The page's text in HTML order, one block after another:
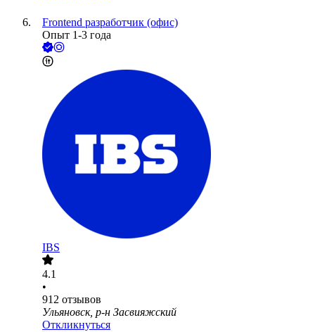
Frontend разработчик (офис)
Опыт 1-3 года
IBS
4.1
•
912 отзывов
Ульяновск, р-н Засвияжский
Откликнуться